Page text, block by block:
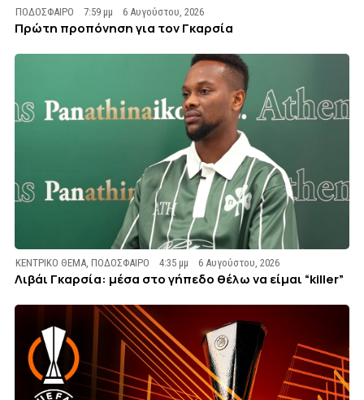
ΠΟΔΟΣΦΑΙΡΟ 7:59 μμ 6 Αυγούστου, 2026
Πρώτη προπόνηση για τον Γκαρσία
ΚΕΝΤΡΙΚΟ ΘΕΜΑ,ΠΟΔΟΣΦΑΙΡΟ 4:35 μμ 6 Αυγούστου, 2026
Λιβάι Γκαρσία: μέσα στο γήπεδο θέλω να είμαι “killer”